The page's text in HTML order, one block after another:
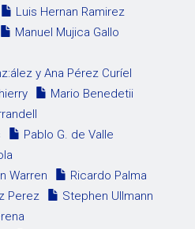
Luis Hernan Ramirez
Manuel Mujica Gallo
y Ana Pérez Curíel
Mario Benedetii
Pablo G. de Valle
Warren
Ricardo Palma
Perez
Stephen Ullmann